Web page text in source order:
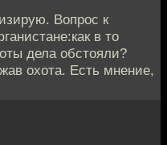
Вопрос к
в то
дела обстояли?
охота. Есть мнение,